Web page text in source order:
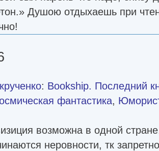
Душою отдыхаешь при
: Bookship. Последний
фантастика,
возможна в одной
неровности, тк